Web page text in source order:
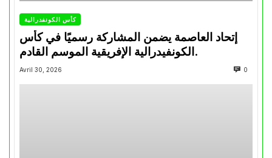
كأس الكونفدرالية
إتحاد العاصمة يضمن المشاركة رسميًا في كأس
الكونفيدرالية الإفريقية الموسم القادم.
Avril 30, 2026 0